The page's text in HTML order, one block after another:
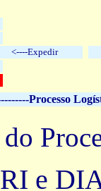
<----Expedir
Processo
e